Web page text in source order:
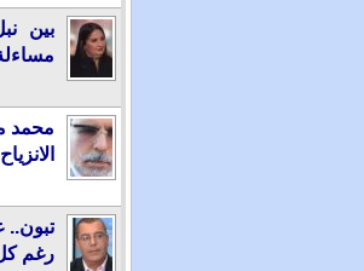
بين
محمد
تبون..
رغم